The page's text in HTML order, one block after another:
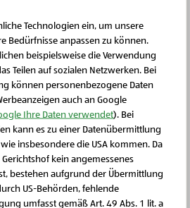
Zum Magazin
Schließen Sie dieses Feld
Technologien ein, um unsere
Bedürfnisse anpassen zu können.
beispielsweise die Verwendung
Teilen auf sozialen Netzwerken. Bei
können personenbezogene Daten
auch an Google
Ihre Daten verwendet). Bei
kann es zu einer Datenübermittlung
insbesondere die USA kommen. Da
kein angemessenes
bestehen aufgrund der Übermittlung
US-Behörden, fehlende
umfasst gemäß Art. 49 Abs. 1 lit. a